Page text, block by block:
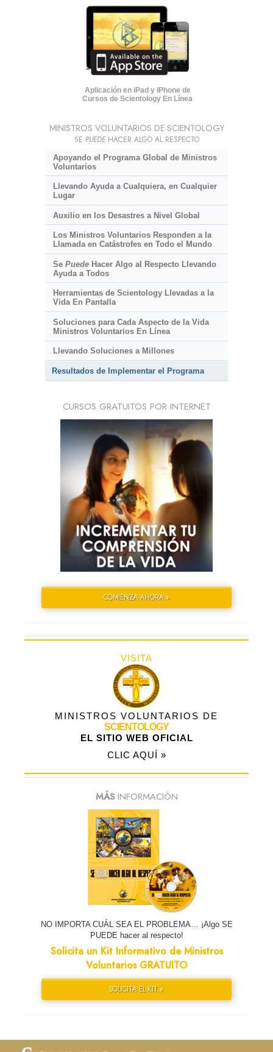
Aplicación en iPad y iPhone de
Cursos de Scientology En Línea
MINISTROS VOLUNTARIOS DE SCIENTOLOGY
SE PUEDEHACER ALGO AL RESPECTO
Apoyando el Programa Global de Ministros
Voluntarios
Llevando Ayuda a Cualquiera, en Cualquier
Lugar
Auxilio en los Desastres a Nivel Global
Los Ministros Voluntarios Responden a la
Llamada en Catástrofes en Todo el Mundo
Se PuedeHacer Algo al Respecto Llevando
Ayuda a Todos
Herramientas de Scientology Llevadas a la
Vida En Pantalla
Soluciones para Cada Aspecto de la Vida
Ministros Voluntarios En Línea
Llevando Soluciones a Millones
Resultados de Implementar el Programa
CURSOS GRATUITOS POR INTERNET
COMIENZA AHORA »
VISITA
MINISTROS VOLUNTARIOS DE
SCIENTOLOGY
EL SITIO WEB OFICIAL
CLIC AQUÍ »
MÁSINFORMACIÓN
NO IMPORTA CUÁL SEA EL PROBLEMA… ¡Algo SE
PUEDE hacer al respecto!
Solicita un Kit Informativo de Ministros
Voluntarios GRATUITO
SOLICITA EL KIT »